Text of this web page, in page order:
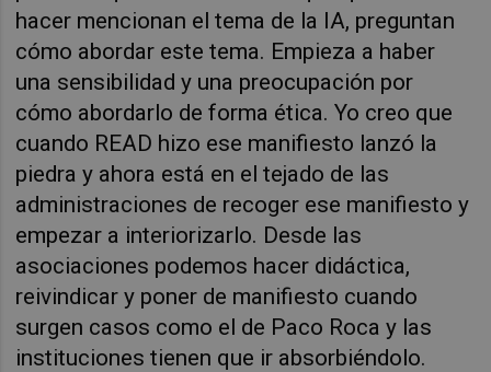
hacer mencionan el tema de la IA, preguntan
cómo abordar este tema. Empieza a haber
una sensibilidad y una preocupación por
cómo abordarlo de forma ética. Yo creo que
cuando READ hizo ese manifiesto lanzó la
piedra y ahora está en el tejado de las
administraciones de recoger ese manifiesto y
empezar a interiorizarlo. Desde las
asociaciones podemos hacer didáctica,
reivindicar y poner de manifiesto cuando
surgen casos como el de Paco Roca y las
instituciones tienen que ir absorbiéndolo.